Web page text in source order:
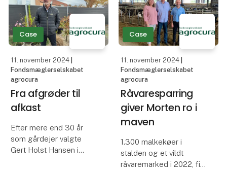
Årets avis er traditionen
tro spækket med
faglige analyser af fina
faldende rentemarked.
Renten er begyndt at
falde og i denne
Case
11. november 2024
Fondsmæglerselskabet
agrocura
Fra afgrøder til
afkast
Efter mere end 30 år
som gårdejer valgte
Gert Holst Hansen i
Case
11. november 2024
Fondsmæglerselskabet
agrocura
Råvaresparring
giver Morten ro i
maven
1.300 malkekøer i
stalden og et vildt
råvaremarked i 2022, fik